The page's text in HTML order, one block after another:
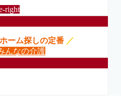
right
ーム探しの定番 ／
んなの介護